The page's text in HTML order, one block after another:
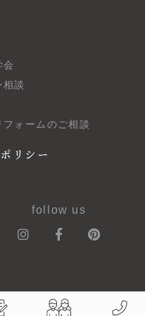
会
相談
フォームのご相談
リシー
follow us